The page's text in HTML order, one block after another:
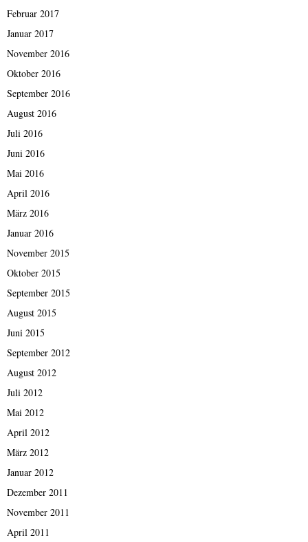
Februar 2017
Januar 2017
November 2016
Oktober 2016
September 2016
August 2016
Juli 2016
Juni 2016
Mai 2016
April 2016
März 2016
Januar 2016
November 2015
Oktober 2015
September 2015
August 2015
Juni 2015
September 2012
August 2012
Juli 2012
Mai 2012
April 2012
März 2012
Januar 2012
Dezember 2011
November 2011
April 2011